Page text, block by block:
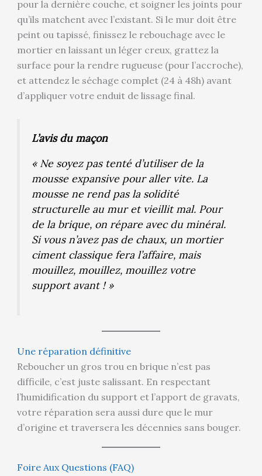
pour la dernière couche, et soigner les joints pour
qu’ils matchent avec l’existant. Si le mur doit être
peint ou tapissé, finissez le rebouchage avec le
mortier en laissant un léger creux, grattez la
surface pour la rendre rugueuse (pour l’accroche),
et attendez le séchage complet (24 à 48h) avant
d’appliquer votre enduit de lissage final.
L’avis du maçon
« Ne soyez pas tenté d’utiliser de la
mousse expansive pour aller vite. La
mousse ne rend pas la solidité
structurelle au mur et vieillit mal. Pour
de la brique, on répare avec du minéral.
Si vous n’avez pas de chaux, un mortier
ciment classique fera l’affaire, mais
mouillez, mouillez, mouillez votre
support avant ! »
Une réparation définitive
Reboucher un gros trou en brique n’est pas
difficile, c’est juste salissant. En respectant
l’humidification du support et l’apport de gravats,
votre réparation sera aussi dure que le mur
d’origine et traversera les décennies sans bouger.
Foire Aux Questions (FAQ)